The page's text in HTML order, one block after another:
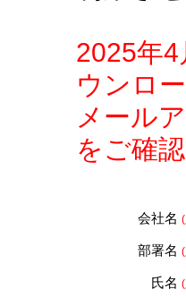
2025年
ウンロ
メール
をご確
会社名
部署名
氏名